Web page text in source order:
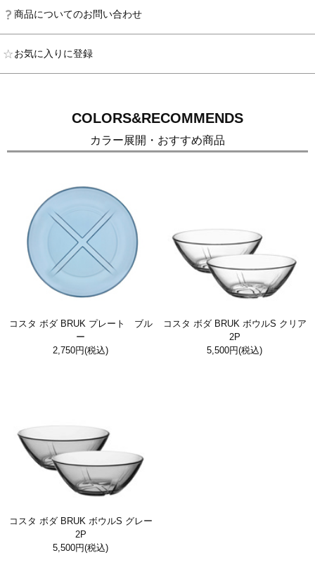
商品についてのお問い合わせ
お気に入りに登録
COLORS&RECOMMENDS
カラー展開・おすすめ商品
コスタ ボダ BRUK プレート ブル
ー
2,750円(税込)
コスタ ボダ BRUK ボウルS クリア
2P
5,500円(税込)
コスタ ボダ BRUK ボウルS グレー
2P
5,500円(税込)